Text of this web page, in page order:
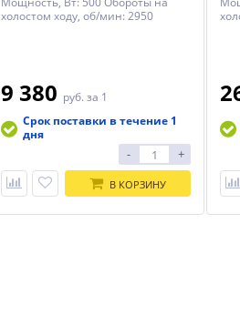
холостом ходу, об/мин: 2950
9 380 руб. за 1
Срок поставки в течение 1
дня
- +
В КОРЗИНУ